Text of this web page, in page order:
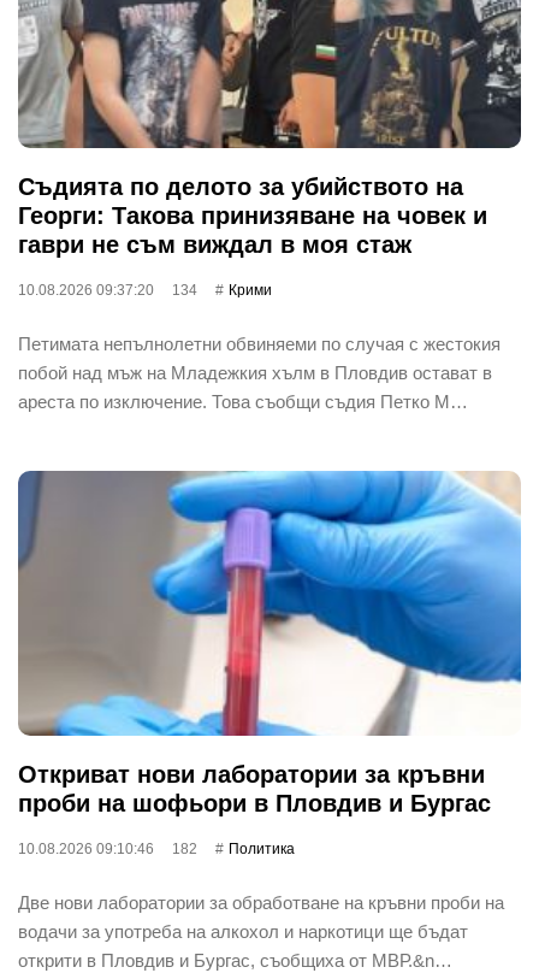
Съдията по делото за убийството на
Георги: Такова принизяване на човек и
гаври не съм виждал в моя стаж
10.08.2026 09:37:20 134 Крими
Петимата непълнолетни обвиняеми по случая с жестокия
побой над мъж на Младежкия хълм в Пловдив остават в
ареста по изключение. Това съобщи съдия Петко М…
Откриват нови лаборатории за кръвни
проби на шофьори в Пловдив и Бургас
10.08.2026 09:10:46 182 Политика
Две нови лаборатории за обработване на кръвни проби на
водачи за употреба на алкохол и наркотици ще бъдат
открити в Пловдив и Бургас, съобщиха от МВР.&n…